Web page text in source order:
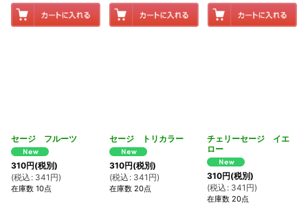
セージ フルーツ
310円(税別)
(税込 : 341 円)
在庫数 10点
セージ トリカラー
310円(税別)
(税込 : 341 円)
在庫数 20点
チェリーセージ イエ
ロー
310円(税別)
(税込 : 341 円)
在庫数 20点